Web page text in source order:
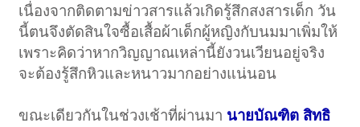
เนื่องจากติดตามข่าวสารแล้วเกิดรู้สึกสงสารเด็ก วัน
นี้ตนจึงตัดสินใจซื้อเสื้อผ้าเด็กผู้หญิงกับนมมาเพิ่มให้
เพราะคิดว่าหากวิญญาณเหล่านี้ยังวนเวียนอยู่จริง
จะต้องรู้สึกหิวและหนาวมากอย่างแน่นอน
ขณะเดียวกันในช่วงเช้าที่ผ่านมา นายบัณฑิต สิทธิ